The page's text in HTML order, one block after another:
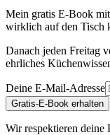
Mein gratis E-Book
wirklich auf den Tisch
Danach jeden Freitag
ehrliches
Deine E-Mail-Adresse
Gratis-E-Book erhalten
Wir respektieren deine